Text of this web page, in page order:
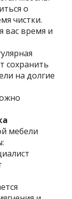
о
чистки.
вас время и
сохранить
на долгие
мебели